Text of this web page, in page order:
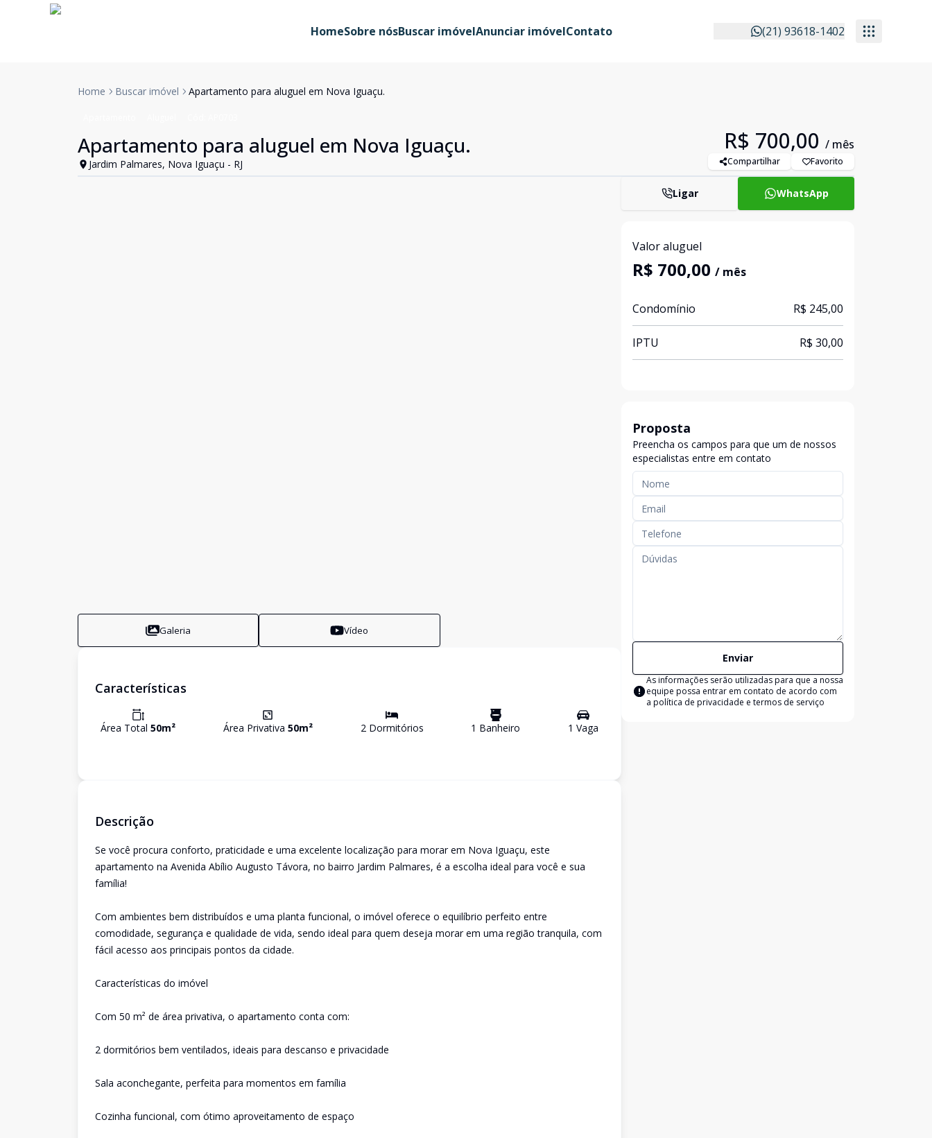
HomeSobre nósBuscar imóvelAnunciar imóvelContato (21) 93618-1402
Home Buscar imóvel Apartamento para aluguel em Nova Iguaçu.
Apartamento para aluguel em Nova Iguaçu.
Jardim Palmares, Nova Iguaçu - RJ
R$ 700,00 / mês
Compartilhar Favorito
Galeria Vídeo
Características
Área Total 50m² Área Privativa 50m² 2Dormitórios 1 Banheiro 1 Vaga
Descrição
Se você procura conforto, praticidade e uma excelente localização para morar em Nova Iguaçu, este
apartamento na Avenida Abílio Augusto Távora, no bairro Jardim Palmares, é a escolha ideal para você e sua
família!
Com ambientes bem distribuídos e uma planta funcional, o imóvel oferece o equilíbrio perfeito entre
comodidade, segurança e qualidade de vida, sendo ideal para quem deseja morar em uma região tranquila, com
fácil acesso aos principais pontos da cidade.
Características do imóvel
Com 50 m² de área privativa, o apartamento conta com:
2 dormitórios bem ventilados, ideais para descanso e privacidade
Sala aconchegante, perfeita para momentos em família
Cozinha funcional, com ótimo aproveitamento de espaço
Ligar WhatsApp
Valor aluguel
R$ 700,00 / mês
Condomínio R$ 245,00
IPTU R$ 30,00
Proposta
Preencha os campos para que um de nossos
especialistas entre em contato
Enviar
As informações serão utilizadas para que a nossa
equipe possa entrar em contato de acordo com
a política de privacidade e termos de serviço